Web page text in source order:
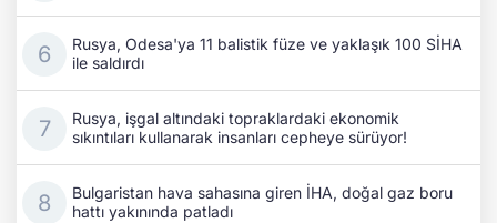
Rusya, Odesa'ya 11 balistik füze ve yaklaşık 100 SİHA
ile saldırdı
Rusya, işgal altındaki topraklardaki ekonomik
sıkıntıları kullanarak insanları cepheye sürüyor!
Bulgaristan hava sahasına giren İHA, doğal gaz boru
hattı yakınında patladı